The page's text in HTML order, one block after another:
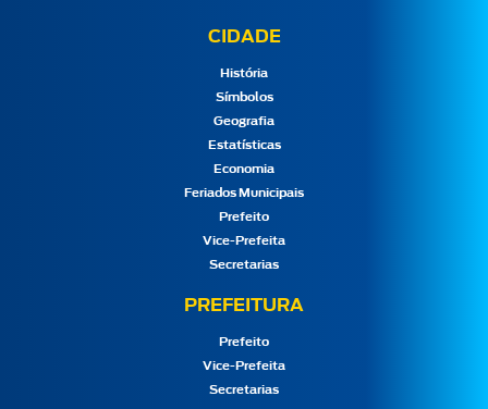
CIDADE
História
Símbolos
Geografia
Estatísticas
Economia
Feriados Municipais
Prefeito
Vice-Prefeita
Secretarias
PREFEITURA
Prefeito
Vice-Prefeita
Secretarias